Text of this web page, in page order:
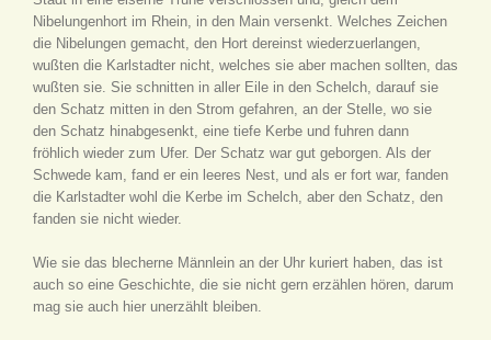
Nibelungenhort im Rhein, in den Main versenkt. Welches Zeichen
die Nibelungen gemacht, den Hort dereinst wiederzuerlangen,
wußten die Karlstadter nicht, welches sie aber machen sollten, das
wußten sie. Sie schnitten in aller Eile in den Schelch, darauf sie
den Schatz mitten in den Strom gefahren, an der Stelle, wo sie
den Schatz hinabgesenkt, eine tiefe Kerbe und fuhren dann
fröhlich wieder zum Ufer. Der Schatz war gut geborgen. Als der
Schwede kam, fand er ein leeres Nest, und als er fort war, fanden
die Karlstadter wohl die Kerbe im Schelch, aber den Schatz, den
fanden sie nicht wieder.
Wie sie das blecherne Männlein an der Uhr kuriert haben, das ist
auch so eine Geschichte, die sie nicht gern erzählen hören, darum
mag sie auch hier unerzählt bleiben.